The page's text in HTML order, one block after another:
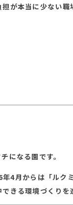
が本当に少ない職
になる園です。
4月からは「ルクミ
きる環境づくりを